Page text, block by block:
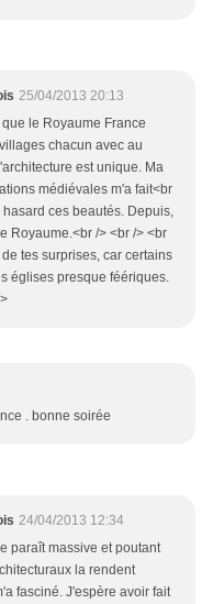
25/04/2013 20:13
le Royaume France
chacun avec au
est unique. Ma
médiévales m'a fait<br
ces beautés. Depuis,
Royaume.<br /> <br /> <br
tes surprises, car certains
églises presque féériques.
. bonne soirée
24/04/2013 12:34
paraît massive et poutant
la rendent
fasciné. J'espère avoir fait